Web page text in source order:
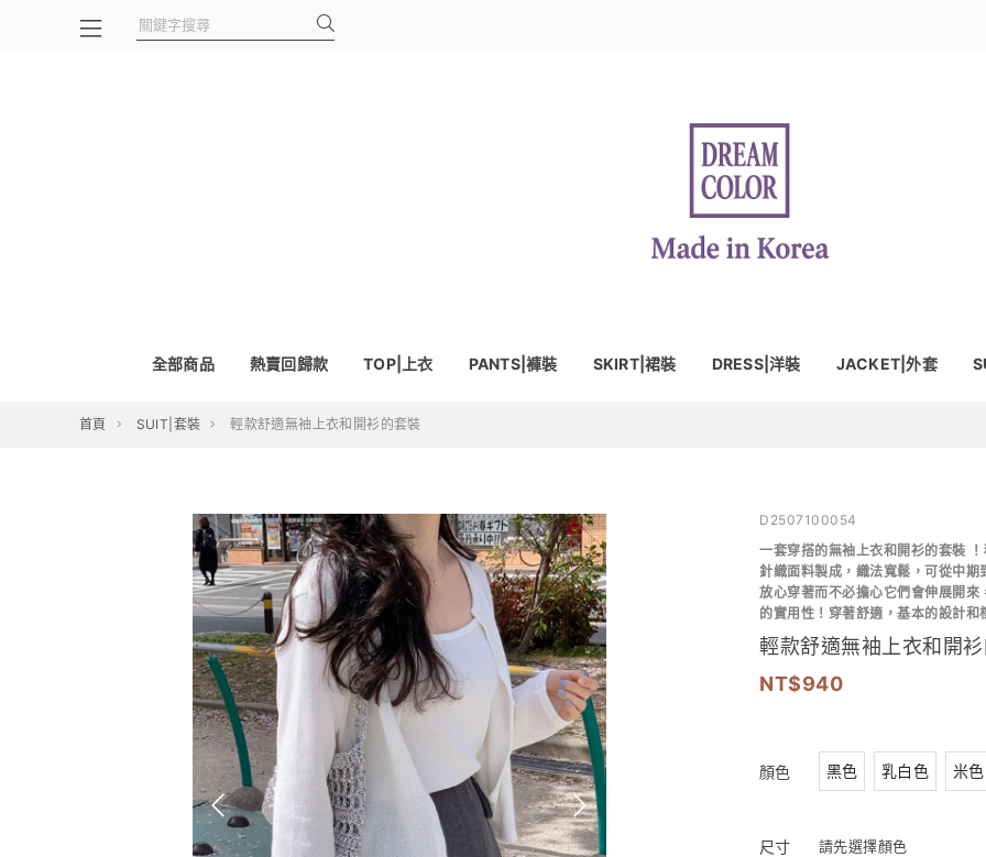
全部商品 熱賣回歸款 TOP|上衣 PANTS|褲裝 SKIRT|裙裝 DRESS|洋裝 JACKET|外套
首頁 SUIT|套裝 輕款舒適無袖上衣和開衫的套裝
D2507100054
一套穿搭的無袖上衣和開衫的套裝 ！
針織面料製成， 織法寬鬆，可 從中期
放心穿著而不必擔心它們會伸展開來
的實用性！ 穿著舒適， 基本的設計和
輕款舒適無袖上衣和開
940
顏色 黑色 乳白色 米色
尺寸 請先選擇顏色